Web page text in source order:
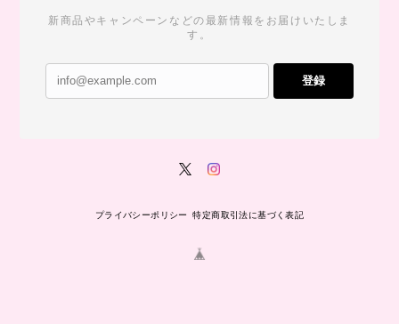
新商品やキャンペーンなどの最新情報をお届けいたしま
す。
登録
プライバシーポリシー 特定商取引法に基づく表記